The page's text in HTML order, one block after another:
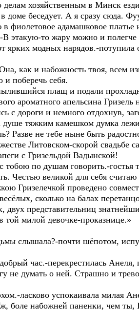
хозяйственным в Минск
доме беседует. А я сразу сюда.
фиолетовое адамашковое
В этакую-то жару можно и полегче
модных нарядов.-потупила
как и набожность твоя, всем
поберечь себя.
плащ и подали
ароматного апельсина Гризель
с дороги и немного отдохнув,
тяжким камешком думка
Разве не тебе ныне быть
Литовском-скорой свадьбе
с Гризельдой Вадынской!
тобою по душам говорить.-гостья
Честью великой для себя
Гризелечкой проведено
сколько на балах
представительниц
той милой девочке-проказнице.»
слышала?-почти шёпотом,
час.-перекрестилась
не думать о ней. Страшно и
ласково успокаивала милая
боле набожней паненки, чем